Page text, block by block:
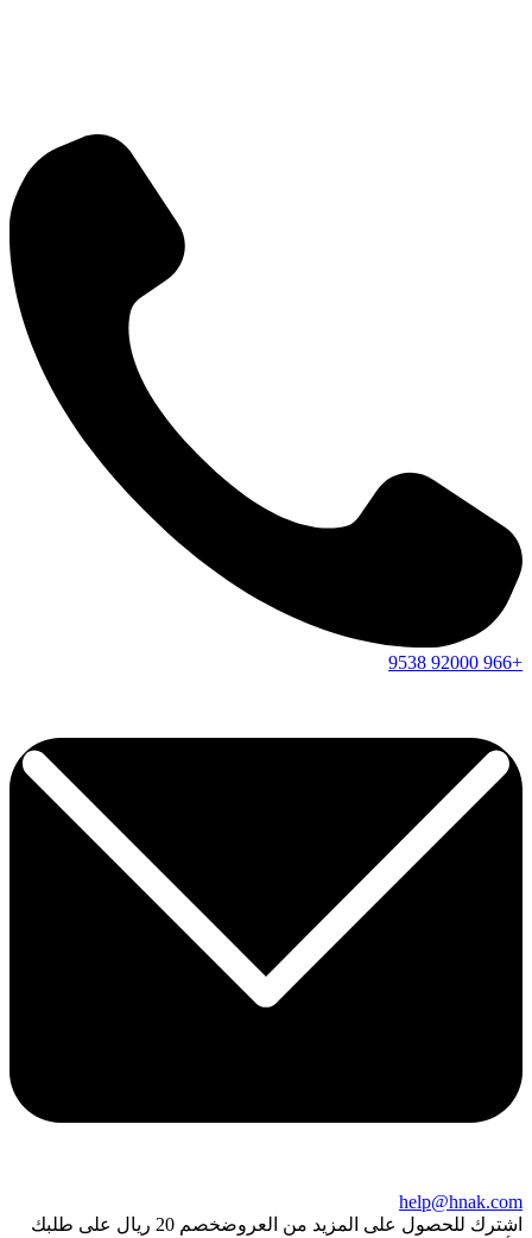
+966
92000
9538
help@hnak.com
اشترك للحصول على المزيد من العروض
خصم 20 ريال على طلبك